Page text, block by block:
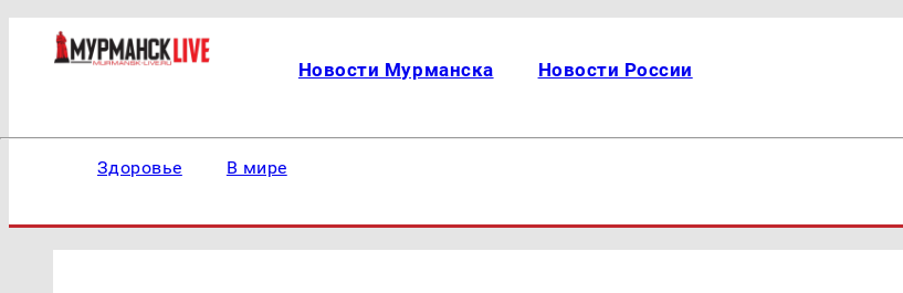
Новости Мурманска Новости России
Здоровье В мире